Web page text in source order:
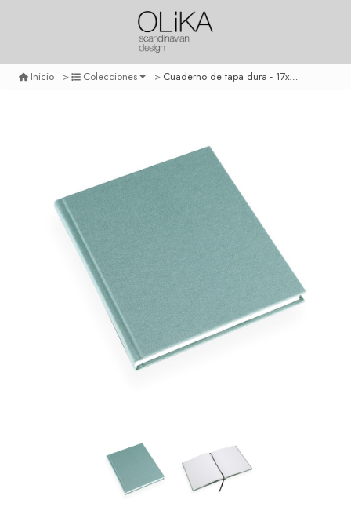
Inicio Colecciones Cuaderno de tapa dura - 17x20 cm - con linea - verde claro